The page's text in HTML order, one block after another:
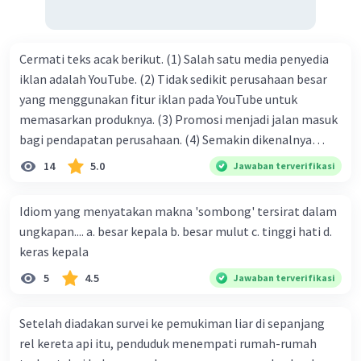
Cermati teks acak berikut. (1) Salah satu media penyedia
iklan adalah YouTube. (2) Tidak sedikit perusahaan besar
yang menggunakan fitur iklan pada YouTube untuk
memasarkan produknya. (3) Promosi menjadi jalan masuk
bagi pendapatan perusahaan. (4) Semakin dikenalnya
suatu produk oleh konsumen, semakin besar pula peluang
perusahaan kepada konsumen. Urutan yang tepat agar
menjadi teks eksposisi yang padu adalah .... A. (1)-(2)-(3)-
(4)-(5) B. (2)-(1)-(3)-(4)-(5) C. (3)-(1)-(2)-(5)-(4) D. (3)-(5)-
(4)-(1)-(2) E. (5)-(1)-(3)-(4)-(2)
14 5.0 Jawaban terverifikasi
Idiom yang menyatakan makna 'sombong' tersirat dalam
ungkapan.... a. besar kepala b. besar mulut c. tinggi hati d.
keras kepala
5 4.5 Jawaban terverifikasi
Setelah diadakan survei ke pemukiman liar di sepanjang
rel kereta api itu, penduduk menempati rumah-rumah